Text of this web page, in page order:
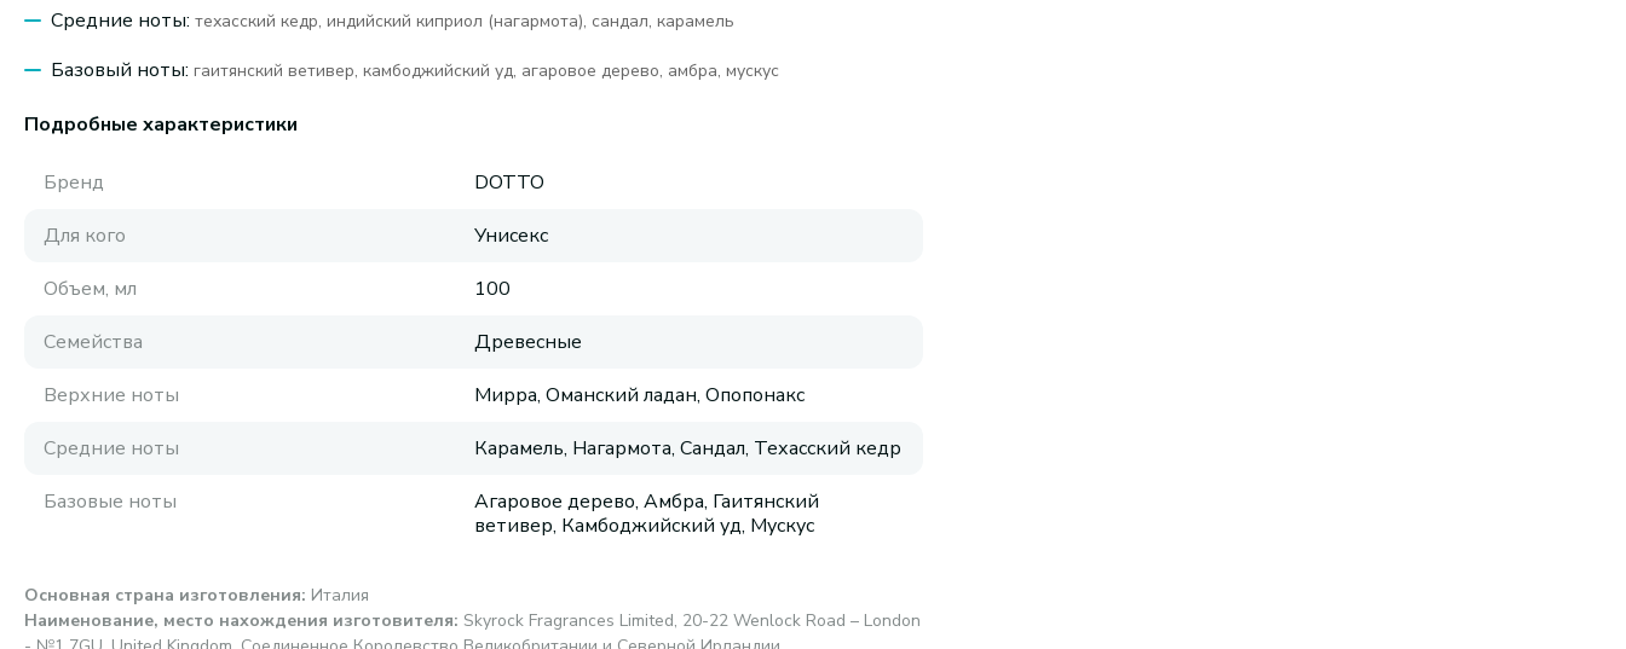
Средние ноты: техасский кедр, индийский киприол (нагармота), сандал, карамель
Базовый ноты: гаитянский ветивер, камбоджийский уд, агаровое дерево, амбра, мускус
Подробные характеристики
Бренд
DOTTO
Для кого
Унисекс
Объем, мл
100
Семейства
Древесные
Верхние ноты
Мирра, Оманский ладан, Опопонакс
Средние ноты
Карамель, Нагармота, Сандал, Техасский кедр
Базовые ноты
Агаровое дерево, Амбра, Гаитянский
ветивер, Камбоджийский уд, Мускус
Основная страна изготовления: Италия
Наименование, место нахождения изготовителя: Skyrock Fragrances Limited, 20-22 Wenlock Road – London